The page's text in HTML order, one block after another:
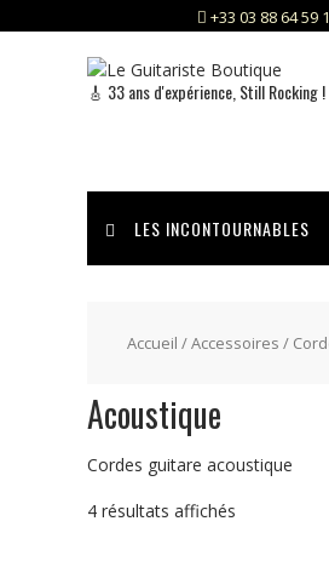
to
+33 03 88 64 59
🎸 33 ans d'expérience, Still Rocking !
LES INCONTOURNABLES
Accueil /Accessoires /
Acoustique
Cordes guitare acoustique
4 résultats affichés